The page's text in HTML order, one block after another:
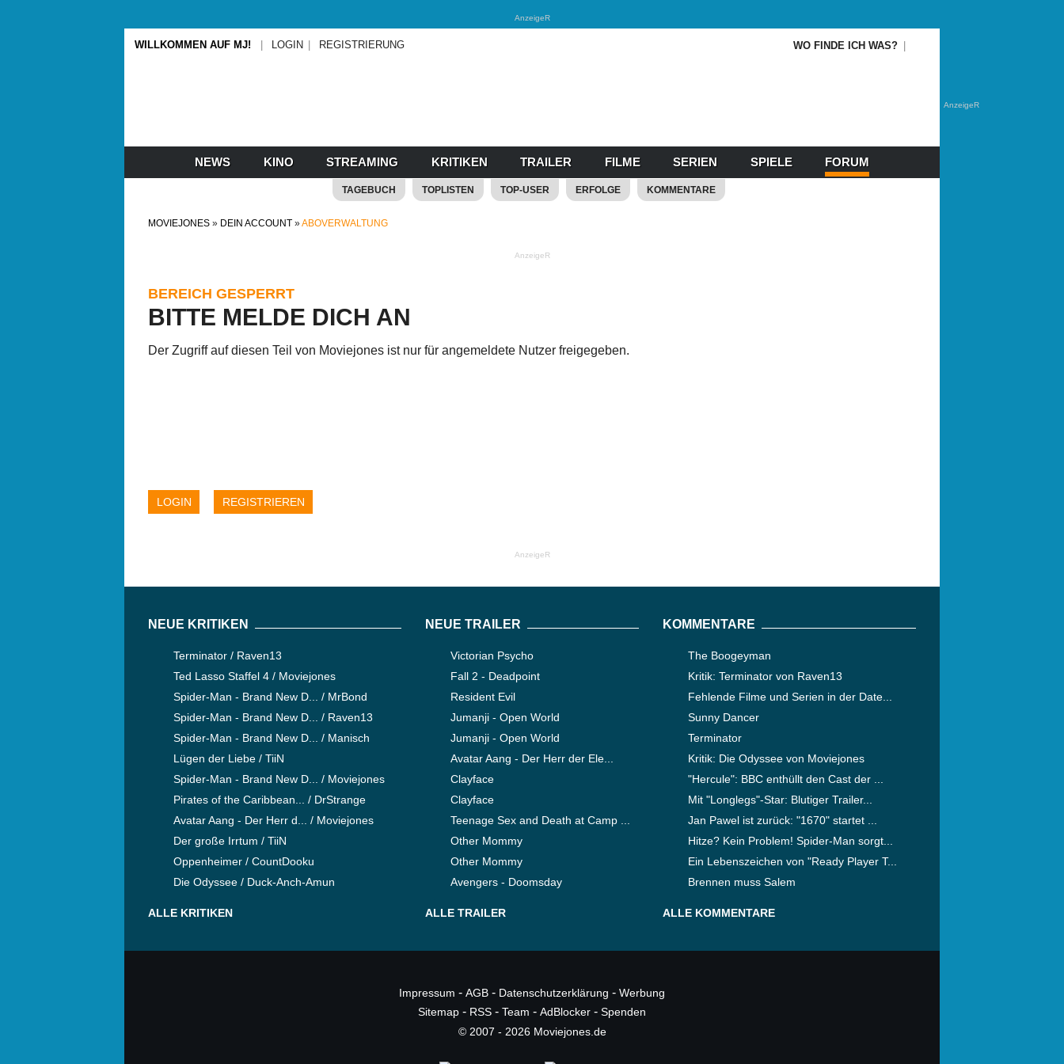
AnzeigeR
AnzeigeR
WILLKOMMEN AUF MJ! LOGIN REGISTRIERUNG WO FINDE ICH WAS?
NEWS KINO STREAMING KRITIKEN TRAILER FILME SERIEN SPIELE FORUM
TAGEBUCH TOPLISTEN TOP-USER ERFOLGE KOMMENTARE
MOVIEJONES DEIN ACCOUNT ABOVERWALTUNG
AnzeigeR
BEREICH GESPERRT
BITTE MELDE DICH AN
Der Zugriff auf diesen Teil von Moviejones ist nur für angemeldete Nutzer freigegeben.
LOGIN REGISTRIEREN
AnzeigeR
NEUE KRITIKEN
Terminator / Raven13
Ted Lasso Staffel 4 / Moviejones
Spider-Man - Brand New D... / MrBond
Spider-Man - Brand New D... / Raven13
Spider-Man - Brand New D... / Manisch
Lügen der Liebe / TiiN
Spider-Man - Brand New D... / Moviejones
Pirates of the Caribbean... / DrStrange
Avatar Aang - Der Herr d... / Moviejones
Der große Irrtum / TiiN
Oppenheimer / CountDooku
Die Odyssee / Duck-Anch-Amun
ALLE KRITIKEN
NEUE TRAILER
Victorian Psycho
Fall 2 - Deadpoint
Resident Evil
Jumanji - Open World
Jumanji - Open World
Avatar Aang - Der Herr der Ele...
Clayface
Clayface
Teenage Sex and Death at Camp ...
Other Mommy
Other Mommy
Avengers - Doomsday
ALLE TRAILER
KOMMENTARE
The Boogeyman
Kritik: Terminator von Raven13
Fehlende Filme und Serien in der Date...
Sunny Dancer
Terminator
Kritik: Die Odyssee von Moviejones
"Hercule": BBC enthüllt den Cast der ...
Mit "Longlegs"-Star: Blutiger Trailer...
Jan Pawel ist zurück: "1670" startet ...
Hitze? Kein Problem! Spider-Man sorgt...
Ein Lebenszeichen von "Ready Player T...
Brennen muss Salem
ALLE KOMMENTARE
Impressum - AGB - Datenschutzerklärung - Werbung
Sitemap - RSS - Team - AdBlocker - Spenden
© 2007 - 2026 Moviejones.de